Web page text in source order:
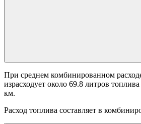
При среднем комбинированном
израсходует около 69.8 литров
км.
Расход топлива составляет в